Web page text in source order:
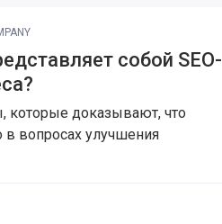
собой SEO-
которые доказывают, что
в вопросах улучшения